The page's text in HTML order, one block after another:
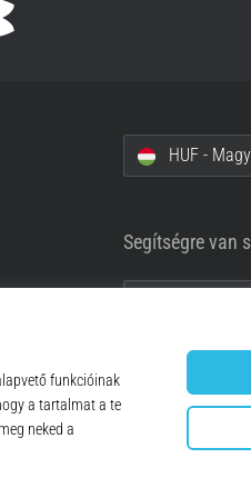
HUF -
Segítségre van